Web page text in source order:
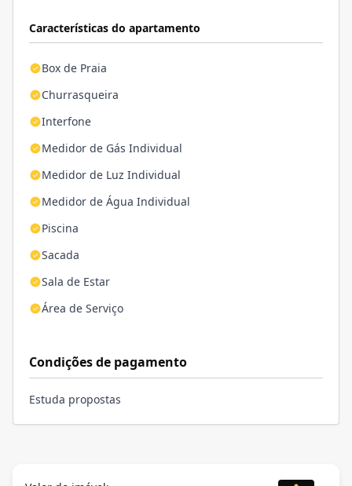
Características do apartamento
Box de Praia
Churrasqueira
Interfone
Medidor de Gás Individual
Medidor de Luz Individual
Medidor de Água Individual
Piscina
Sacada
Sala de Estar
Área de Serviço
Condições de pagamento
Estuda propostas